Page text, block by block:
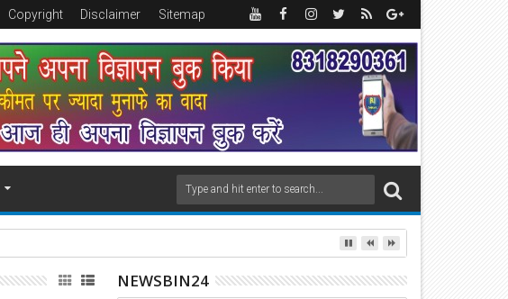
Copyright Disclaimer Sitemap
NEWSBIN24